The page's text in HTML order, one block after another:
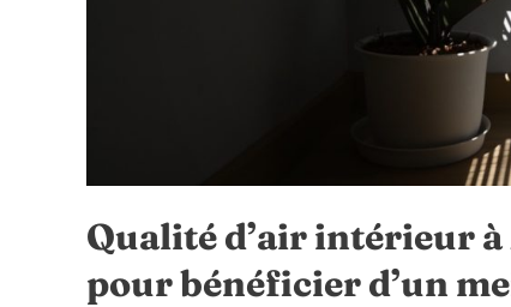
Qualité d’air intérieur
pour bénéficier d’un